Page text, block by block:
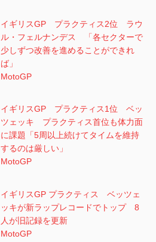
イギリスGP プラクティス2位 ラウ
ル・フェルナンデス 「各セクターで
少しずつ改善を進めることができれ
ば」
MotoGP
イギリスGP プラクティス1位 ベッ
ツェッキ プラクティス首位も体力面
に課題「5周以上続けてタイムを維持
するのは厳しい」
MotoGP
イギリスGP プラクティス ベッツェ
ッキが新ラップレコードでトップ 8
人が旧記録を更新
MotoGP